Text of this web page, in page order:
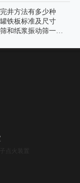
井方法有多少种
铁板标准及尺寸
泥浆振动筛和纸浆振动筛一样吗?